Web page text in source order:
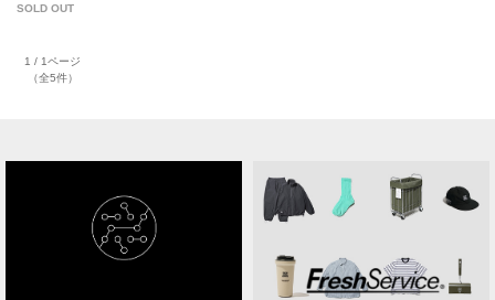
SOLD OUT
1 / 1ページ
（全5件）